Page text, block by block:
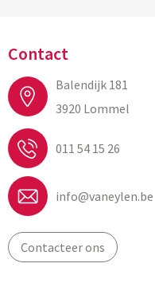
Contact
Balendijk 181
3920 Lommel
011 54 15 26
info@vaneylen.be
Contacteer ons